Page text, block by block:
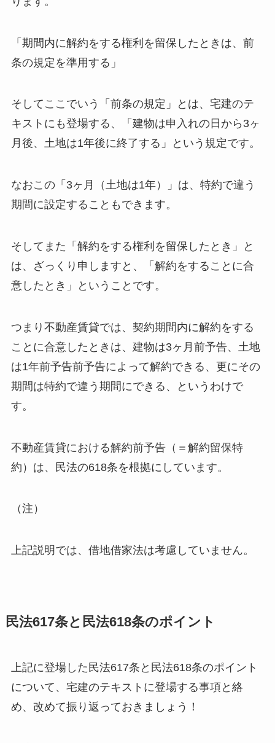
「期間内に解約をする権利を留保したときは、前
条の規定を準用する」
そしてここでいう「前条の規定」とは、宅建のテ
キストにも登場する、「建物は申入れの日から3ヶ
月後、土地は1年後に終了する」という規定です。
なおこの「3ヶ月（土地は1年）」は、特約で違う
期間に設定することもできます。
そしてまた「解約をする権利を留保したとき」と
は、ざっくり申しますと、「解約をすることに合
意したとき」ということです。
つまり不動産賃貸では、契約期間内に解約をする
ことに合意したときは、建物は3ヶ月前予告、土地
は1年前予告前予告によって解約できる、更にその
期間は特約で違う期間にできる、というわけで
す。
不動産賃貸における解約前予告（＝解約留保特
約）は、民法の618条を根拠にしています。
（注）
上記説明では、借地借家法は考慮していません。
民法617条と民法618条のポイント
上記に登場した民法617条と民法618条のポイント
について、宅建のテキストに登場する事項と絡
め、改めて振り返っておきましょう！